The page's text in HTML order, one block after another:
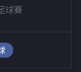
球賽